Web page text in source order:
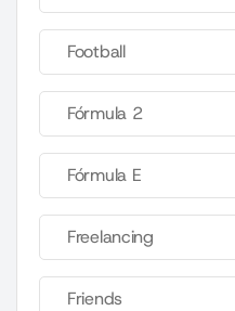
Football
Fórmula 2
Fórmula E
Freelancing
Friends